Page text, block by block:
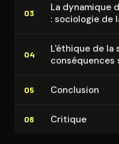
03
La dynamique
: sociologie de
04
L'éthique de la
consé­quences
05 Conclusion
06 Critique